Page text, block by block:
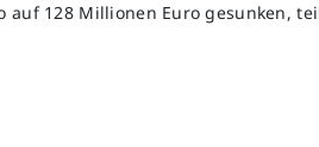
auf 128 Millionen Euro gesunken,